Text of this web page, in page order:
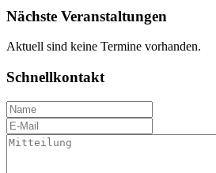
Nächste Veranstaltungen
Aktuell sind keine Termine vorhanden.
Schnellkontakt